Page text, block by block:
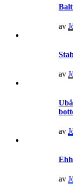
av
av
av
av